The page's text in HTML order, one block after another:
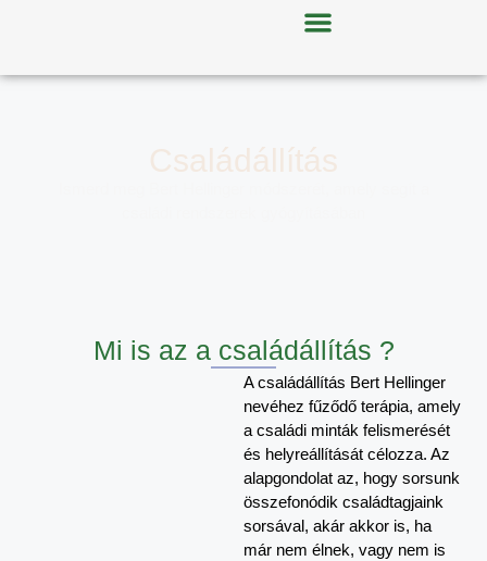
Családállítás
Mi is az a családállítás ?
A családállítás Bert Hellinger
nevéhez fűződő terápia, amely
a családi minták felismerését
és helyreállítását célozza. Az
alapgondolat az, hogy sorsunk
összefonódik családtagjaink
sorsával, akár akkor is, ha
már nem élnek, vagy nem is